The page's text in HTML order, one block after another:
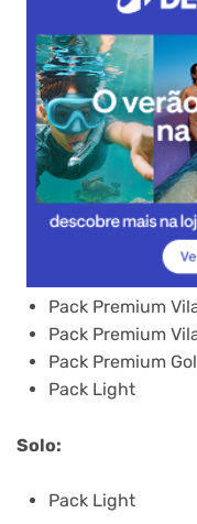
Pack Premium
Pack Premium
Pack Premium
Pack Light
Solo:
Pack Light